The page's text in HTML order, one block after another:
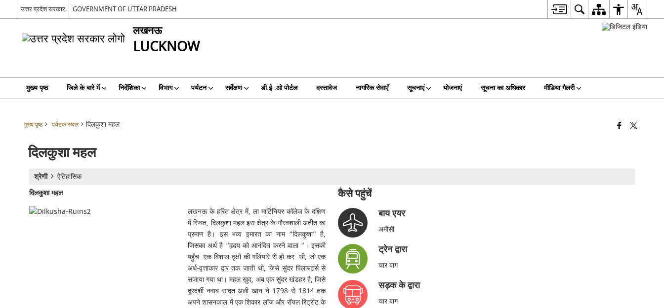
उत्तर प्रदेश सरकार GOVERNMENT OF UTTAR PRADESH
लखनऊ
LUCKNOW
मुख्य पृष्ठ जिले के बारे में निर्देशिका विभाग पर्यटन सर्वेक्षण डी.ई .ओ पोर्टल दस्तावेज नागरिक सेवाएँ सूचनाएं योजनाएं सूचना का अधिकार मीडिया गैलरी
मुख्य पृष्ठ पर्यटक स्थल दिलकुशा महल
दिलकुशा महल
श्रेणी
ऐतिहासिक
दिलकुशा महल
लखनऊ के हरित क्षेत्र में, ला मार्टिनियर कॉलेज के दक्षिण
में स्थित, दिलकुशा महल इस क्षेत्र के गौरवशाली अतीत का
प्रमाण है। इस भव्य इमारत का नाम “दिलकुशा” है,
जिसका अर्थ है “हृदय को आनंदित करने वाला “। इसकी
पहुँच एक विशाल वृक्षों की गलियारे से हो कर थी, जो एक
अर्ध-वृत्ताकार द्वार तक जाती थी, जिसे सुंदर पिलास्टर्स से
सजाया गया था। महल खुद, अब एक सुंदर खंडहर है, जिसे
दूरदर्शी नवाब सादत अली खान ने 1798 से 1814 तक
अपने शासनकाल में एक शिकार लॉज और रॉयल रिट्रीट के
कैसे पहुंचें
बाय एयर
अमौसी
ट्रेन द्वारा
चार बाग
सड़क के द्वारा
चार बाग